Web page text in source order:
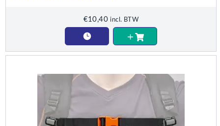
€10,40 incl. BTW